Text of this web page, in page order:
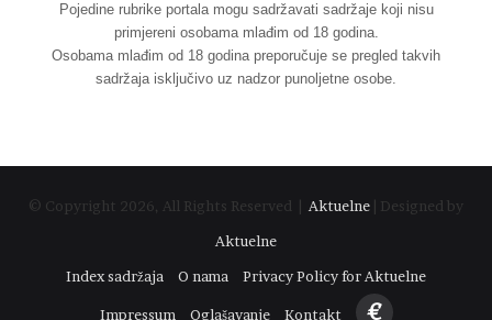
Pojedine rubrike portala mogu sadržavati sadržaje koji nisu
primjereni osobama mlađim od 18 godina.
Osobama mlađim od 18 godina preporučuje se pregled takvih
sadržaja isključivo uz nadzor punoljetne osobe.
© Copyright 2026, All Rights Reserved | Aktuelne | Designed by
Aktuelne
Index sadržaja
O nama Privacy Policy for Aktuelne
Impressum Oglašavanje Kontakt €